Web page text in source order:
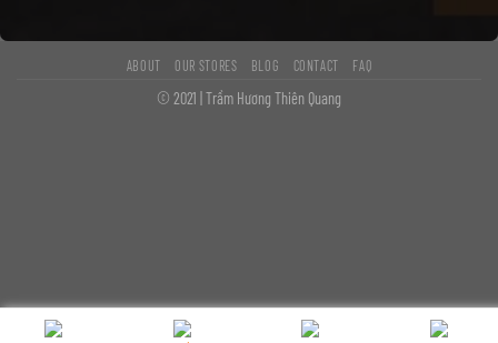
ABOUT OUR STORES BLOG CONTACT FAQ
© 2021 | Trầm Hương Thiên Quang